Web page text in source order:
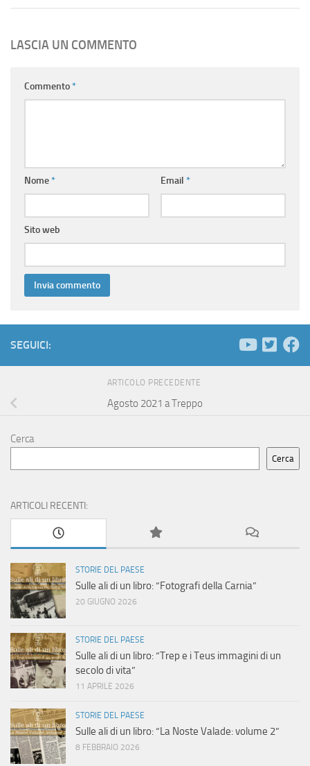
LASCIA UN COMMENTO
Commento*
Nome* Email *
Sito web
SEGUICI:
ARTICOLO PRECEDENTE
Agosto 2021 a Treppo
Cerca
Cerca
ARTICOLI RECENTI:
STORIE DEL PAESE
Sulle ali di un libro: “Fotografi della Carnia”
20 GIUGNO 2026
STORIE DEL PAESE
Sulle ali di un libro: “Trep e i Teus immagini di un
secolo di vita”
11 APRILE 2026
STORIE DEL PAESE
Sulle ali di un libro: “La Noste Valade: volume 2”
8 FEBBRAIO 2026